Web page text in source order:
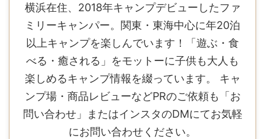
横浜在住、2018年キャンプデビューしたファ
ミリーキャンパー。関東・東海中心に年20泊
以上キャンプを楽しんでいます！「遊ぶ・食
べる・癒される」をモットーに子供も大人も
楽しめるキャンプ情報を綴っています。 キャ
ンプ場・商品レビューなどPRのご依頼も「お
問い合わせ」またはインスタのDMにてお気軽
にお問い合わせください。